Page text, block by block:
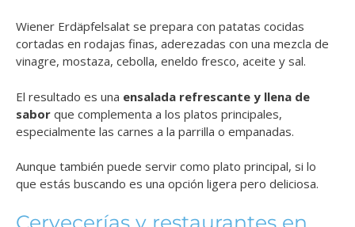
Wiener Erdäpfelsalat se prepara con patatas cocidas
cortadas en rodajas finas, aderezadas con una mezcla de
vinagre, mostaza, cebolla, eneldo fresco, aceite y sal.
El resultado es una ensalada refrescante y llena de
sabor que complementa a los platos principales,
especialmente las carnes a la parrilla o empanadas.
Aunque también puede servir como plato principal, si lo
que estás buscando es una opción ligera pero deliciosa.
Cervecerías y restaurantes en